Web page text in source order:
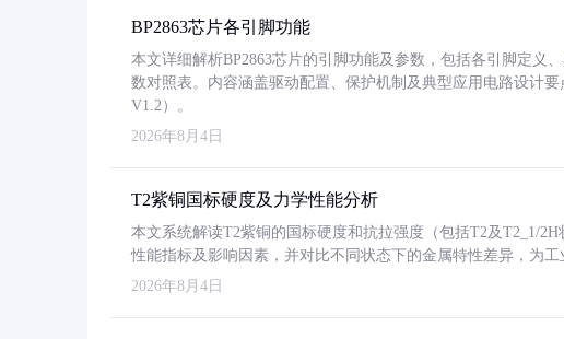
BP2863芯片各引脚功能
本文详细解析BP2863芯片的引脚功能及参数，包括各引脚定义
数对照表。内容涵盖驱动配置、保护机制及典型应用电路设计
V1.2）。
2026年8月4日
T2紫铜国标硬度及力学性能分析
本文系统解读T2紫铜的国标硬度和抗拉强度（包括T2及T2_1/
性能指标及影响因素，并对比不同状态下的金属特性差异，为工
2026年8月4日